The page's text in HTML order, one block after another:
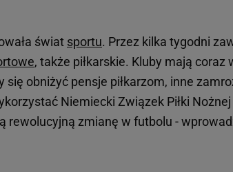
świat sportu. Przez kilka tygodni
, także piłkarskie. Kluby mają coraz
obniżyć pensje piłkarzom, inne
Niemiecki Związek Piłki Nożnej
rewolucyjną zmianę w futbolu -